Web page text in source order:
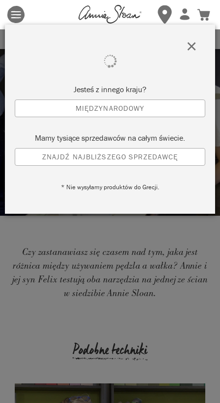
Obowiązują zasady i warunki. Kliknij tutaj
aby uzyskać więcej
szczegółów.
Techniques
JAK MALOWAĆ ŚCIANY: PĘDZLEM
CZY WAŁKIEM
Czy zastanawiasz się czasem nad tym, jaka jest
różnica między używaniem pędzla a wałka? Annie i
jej syn Felix testują oba narzędzia na jednej ze ścian
w siedzibie Annie Sloan.
Podobne techniki
Jesteś z innego kraju?
MIĘDZYNARODOWY
Mamy tysiące sprzedawców na całym świecie.
ZNAJDŹ NAJBLIŻSZEGO SPRZEDAWCĘ
* Nie wysyłamy produktów do Grecji.
×